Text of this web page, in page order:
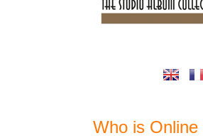
Who is Online